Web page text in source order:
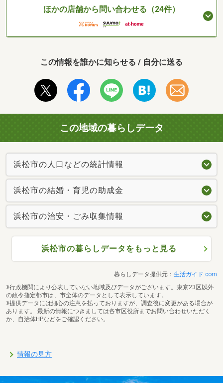
ほかの店舗から問い合わせる（24件）
この情報を誰かに知らせる / 自分に送る
この地域の暮らしデータ
浜松市の人口などの統計情報
浜松市の結婚・育児の助成金
浜松市の治安・ごみ収集情報
浜松市の暮らしデータをもっと見る
暮らしデータ提供元： 生活ガイド.com
※行政機関により公表していない地域及びデータがございます。東京23区以外
の政令指定都市は、市全体のデータとして表示しています。
※提供データには細心の注意を払っておりますが、調査後に変更がある場合が
あります。 最新の情報につきましては各市区役所までお問い合わせいただく
か、自治体HPなどをご確認ください。
情報の見方